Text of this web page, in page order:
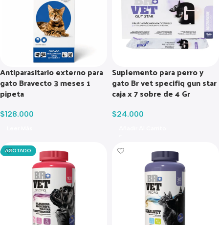
Antiparasitario externo para
gato Bravecto 3 meses 1
pipeta
$128.000
Suplemento para perro y
gato Br vet specifiq gun star
caja x 7 sobre de 4 Gr
$24.000
AGOTADO